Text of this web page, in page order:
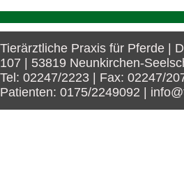
Tierärztliche Praxis für Pferde |
107 | 53819 Neunkirchen-
Tel: 02247/2223 | Fax: 02247/
Patienten: 0175/2249092 |